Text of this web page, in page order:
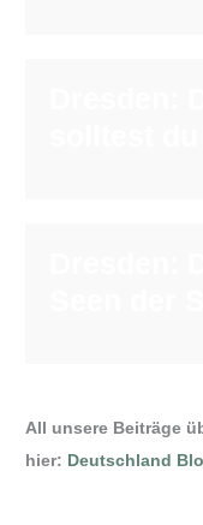
All unsere Beiträge
hier: Deutschland